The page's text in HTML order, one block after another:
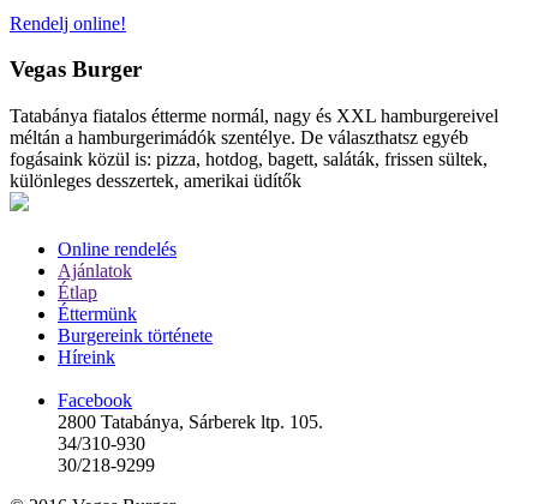
Rendelj online!
Vegas Burger
Tatabánya fiatalos étterme normál, nagy és XXL hamburgereivel
méltán a hamburgerimádók szentélye. De választhatsz egyéb
fogásaink közül is: pizza, hotdog, bagett, saláták, frissen sültek,
különleges desszertek, amerikai üdítők
Online rendelés
Ajánlatok
Étlap
Éttermünk
Burgereink története
Híreink
Facebook
2800 Tatabánya, Sárberek ltp. 105.
34/310-930
30/218-9299